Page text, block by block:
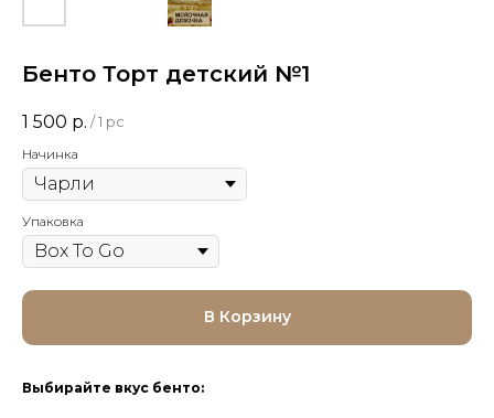
Бенто Торт детский №1
1 500 р. / 1 pc
Начинка
Упаковка
В Корзину
Выбирайте вкус бенто: